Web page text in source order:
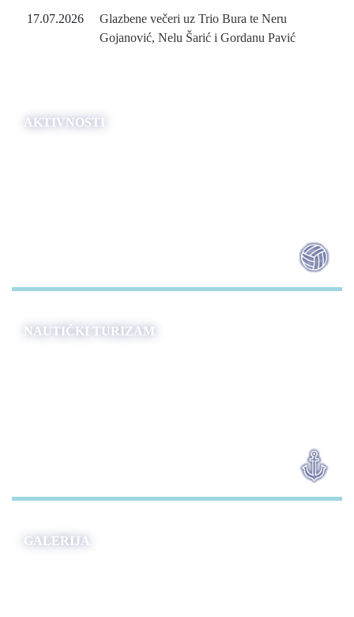
17.07.2026
Glazbene večeri uz Trio Bura te Neru
Gojanović, Nelu Šarić i Gordanu Pavić
AKTIVNOSTI
NAUTIČKI TURIZAM
GALERIJA